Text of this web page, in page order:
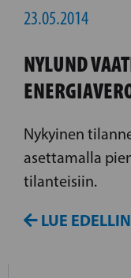
23.05.2014
NYLUND
Nykyinen
asettamalla
tilanteisiin.
LUE